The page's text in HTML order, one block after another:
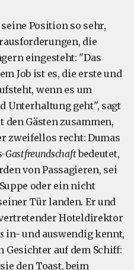
Position so sehr,
die
eingesteht: "Das
Job ist es, die erste und
wenn es um
Unterhaltung geht", sagt
Gästen zusammen,
zweifellos recht: Dumas
Gastfreundschaftbedeutet,
von Passagieren, sei
oder ein nicht
Tür landen. Er und
Hoteldirektor
in- und auswendig kennt,
Gesichter auf dem Schiff:
den Toast, beim